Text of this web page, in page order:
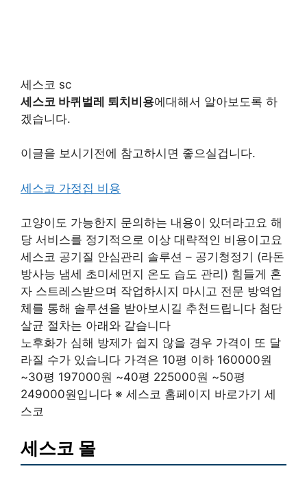
세스코 sc
세스코 바퀴벌레 퇴치비용에대해서 알아보도록 하
겠습니다.
이글을 보시기전에 참고하시면 좋으실겁니다.
세스코 가정집 비용
고양이도 가능한지 문의하는 내용이 있더라고요 해
당 서비스를 정기적으로 이상 대략적인 비용이고요
세스코 공기질 안심관리 솔루션 – 공기청정기 (라돈
방사능 냄세 초미세먼지 온도 습도 관리) 힘들게 혼
자 스트레스받으며 작업하시지 마시고 전문 방역업
체를 통해 솔루션을 받아보시길 추천드립니다 첨단
살균 절차는 아래와 같습니다
노후화가 심해 방제가 쉽지 않을 경우 가격이 또 달
라질 수가 있습니다 가격은 10평 이하 160000원
~30평 197000원 ~40평 225000원 ~50평
249000원입니다 ※ 세스코 홈페이지 바로가기 세
스코
세스코 몰